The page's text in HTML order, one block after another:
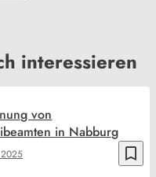
interessieren
bookmark_border
von
in Nabburg